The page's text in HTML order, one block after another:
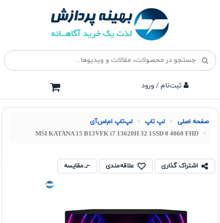
ثبت‌نام / ورود
صفحه اصلی لپ تاپ لپ‌تاپ ام‌اس‌آی
MSI KATANA 15 B13VFK i7 13620H 32 1SSD 8 4060 FHD
اشتراک گذاری علاقه‌مندی مقایسه